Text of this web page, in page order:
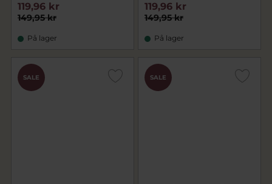
149,95 kr
119,96 kr
På lager
149,95 kr
119,96 kr
På lager
SALE SALE